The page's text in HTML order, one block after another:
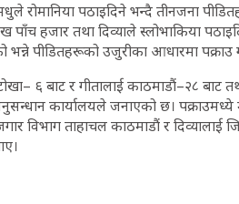
रोमानिया पठाइदिने भन्दै तीनजना
हजार तथा दिव्याले स्लोभाकिया
पीडितहरूको उजुरीका आधारमा पक्राउ
६ बाट र गीतालाई काठमाडौं–२८ बाट
कार्यालयले जनाएको छ।
विभाग ताहाचल काठमाडौं र दिव्यालाई